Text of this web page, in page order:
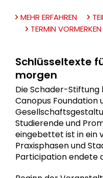
MEHR ERFAHREN
TERMIN VORMERKEN
Schlüsseltexte
morgen
Die Schader-
Canopus Foundation
Studierende und
eingebettet ist in ein
Praxisphasen und
Participation endete